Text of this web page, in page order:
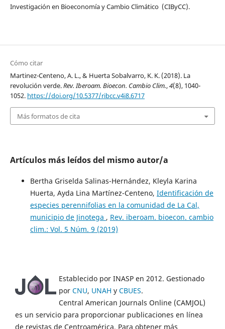
Investigación en Bioeconomía y Cambio Climático (CIByCC).
Cómo citar
Martinez-Centeno, A. L., & Huerta Sobalvarro, K. K. (2018). La
revolución verde.Rev. Iberoam. Bioecon. Cambio Clim.,4(8), 1040-
1052. https://doi.org/10.5377/ribcc.v4i8.6717
Más formatos de cita
Artículos más leídos del mismo autor/a
Bertha Griselda Salinas-Hernández, Kleyla Karina
Huerta, Ayda Lina Martínez-Centeno, Identificación de
especies perennifolias en la comunidad de La Cal,
municipio de Jinotega , Rev. iberoam. bioecon. cambio
clim.: Vol. 5 Núm. 9 (2019)
Establecido por INASP en 2012. Gestionado
por CNU, UNAH y CBUES.
Central American Journals Online (CAMJOL)
es un servicio para proporcionar publicaciones en línea
de revistas de Centroamérica. Para obtener más